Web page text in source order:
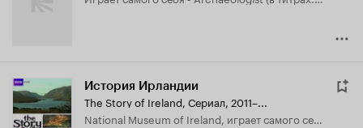
История Ирландии
The Story of Ireland, Сериал, 2011–...
National Museum of Ireland, играет самого себя